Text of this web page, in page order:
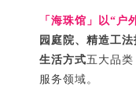
「海珠馆」以“户
园庭院、精造工
生活方式五大品
服务领域。